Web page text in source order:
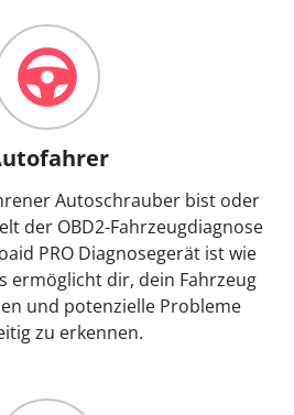
Autoschrauber bist oder
der OBD2-Fahrzeugdiagnose
PRO Diagnosegerät ist wie
ermöglicht dir, dein Fahrzeug
und potenzielle Probleme
zu erkennen.